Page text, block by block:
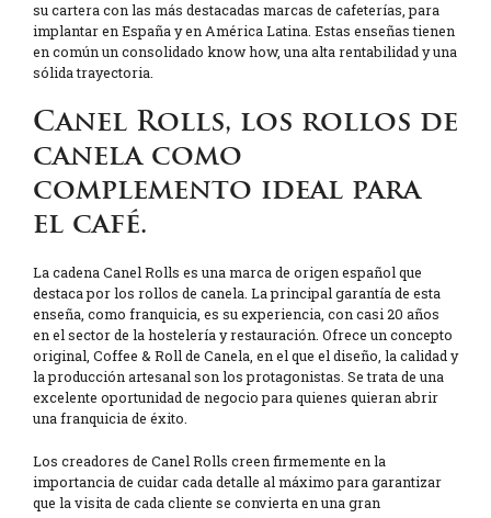
su cartera con las más destacadas marcas de cafeterías, para
implantar en España y en América Latina. Estas enseñas tienen
en común un consolidado know how, una alta rentabilidad y una
sólida trayectoria.
Canel Rolls, los rollos de
canela como
complemento ideal para
el café.
La cadena Canel Rolls es una marca de origen español que
destaca por los rollos de canela. La principal garantía de esta
enseña, como franquicia, es su experiencia, con casi 20 años
en el sector de la hostelería y restauración. Ofrece un concepto
original, Coffee & Roll de Canela, en el que el diseño, la calidad y
la producción artesanal son los protagonistas. Se trata de una
excelente oportunidad de negocio para quienes quieran abrir
una franquicia de éxito.
Los creadores de Canel Rolls creen firmemente en la
importancia de cuidar cada detalle al máximo para garantizar
que la visita de cada cliente se convierta en una gran